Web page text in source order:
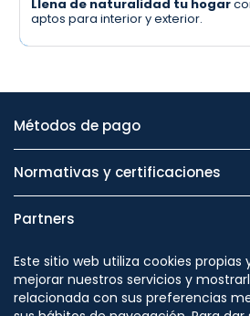
Llena de naturalidad tu hogar
aptos para interior y exterior.
Métodos de pago
Normativas y certificaciones
Partners
Atención al cliente
Este sitio web utiliza cookies propias
mejorar nuestros servicios y
relacionada con sus preferencias